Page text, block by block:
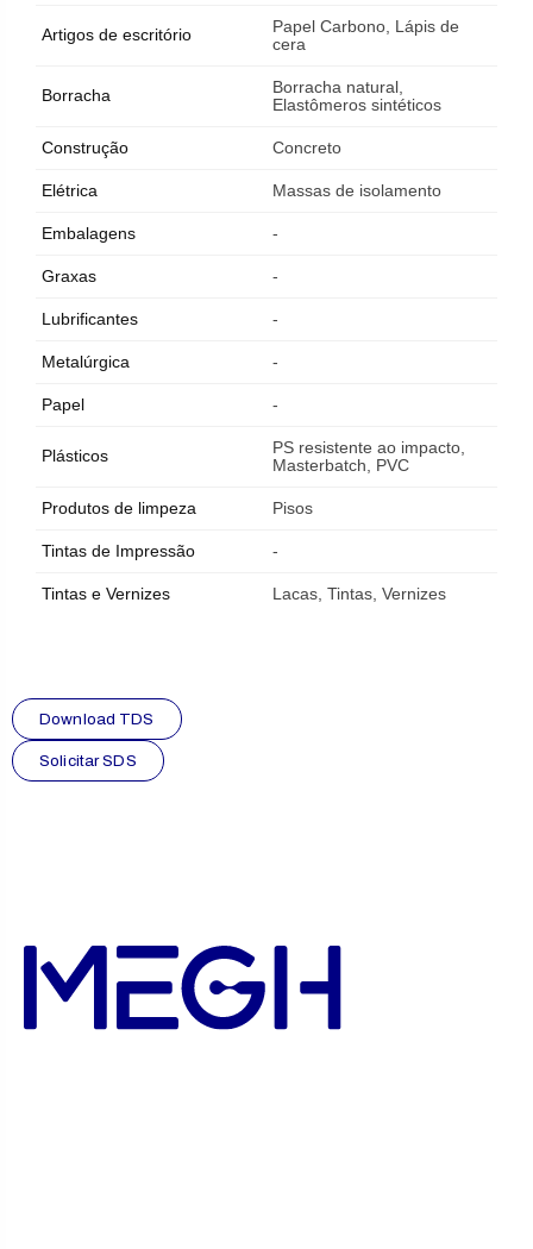
Artigos de escritório
Papel Carbono, Lápis de
cera
Borracha
Borracha natural,
Elastômeros sintéticos
Construção Concreto
Elétrica Massas de isolamento
Embalagens -
Graxas -
Lubrificantes -
Metalúrgica -
Papel -
Plásticos
PS resistente ao impacto,
Masterbatch, PVC
Produtos de limpeza Pisos
Tintas de Impressão -
Tintas e Vernizes Lacas, Tintas, Vernizes
Download TDS
Solicitar SDS